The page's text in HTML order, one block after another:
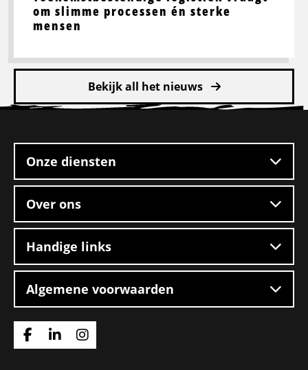
om slimme processen én sterke
mensen
Bekijk all het nieuws
footer
Onze diensten
Over ons
Handige links
Algemene voorwaarden
Ga
Ga
Ga